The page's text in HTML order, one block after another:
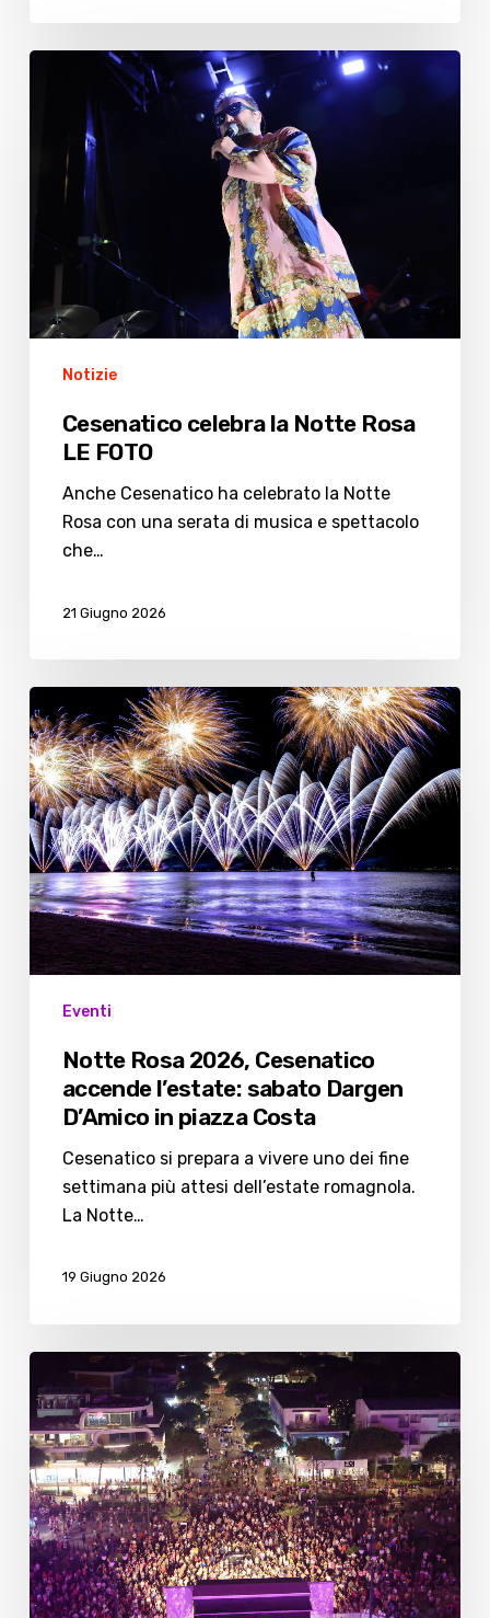
Cesenatico
Rosa
Notizie
Cesenatico celebra la Notte Rosa
LE FOTO
Anche Cesenatico ha celebrato la Notte
Rosa con una serata di musica e spettacolo
che…
21 Giugno 2026
Rosa
2026,
Cesenatico
accende
l’estate:
sabato
Dargen
D’Amico
in
CostaEventi
Notte Rosa 2026, Cesenatico
accende l’estate: sabato Dargen
D’Amico in piazza Costa
Cesenatico si prepara a vivere uno dei fine
settimana più attesi dell’estate romagnola.
La Notte…
19 Giugno 2026
Notte
Rosa
a
Cesenatico
tra
sicurezza
e
macchina
dei